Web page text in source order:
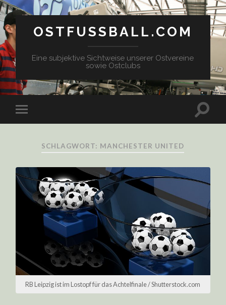
OSTFUSSBALL.COM
Eine subjektive Sichtweise unserer Ostvereine
sowie Ostclubs
SCHLAGWORT: MANCHESTER UNITED
RB Leipzig ist im Lostopf für das Achtelfinale / Shutterstock.com